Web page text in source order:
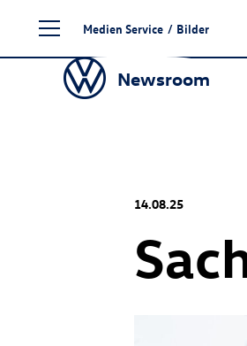
Seiteninhalt
springen
Medien Service / Bilder
Newsroom
14.08.25